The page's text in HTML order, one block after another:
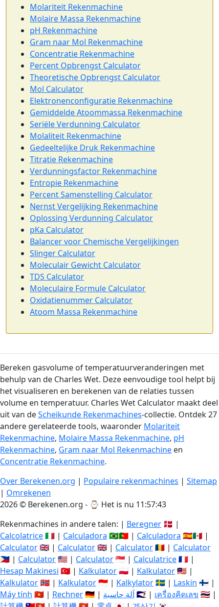
Molariteit Rekenmachine
Molaire Massa Rekenmachine
pH Rekenmachine
Gram naar Mol Rekenmachine
Concentratie Rekenmachine
Percent Opbrengst Calculator
Theoretische Opbrengst Calculator
Mol Calculator
Elektronenconfiguratie Rekenmachine
Gemiddelde Atoommassa Rekenmachine
Seriële Verdunning Calculator
Molaliteit Rekenmachine
Gedeeltelijke Druk Rekenmachine
Titratie Rekenmachine
Verdunningsfactor Rekenmachine
Entropie Rekenmachine
Percent Samenstelling Calculator
Nernst Vergelijking Rekenmachine
Oplossing Verdunning Calculator
pKa Calculator
Balancer voor Chemische Vergelijkingen
Slinger Calculator
Moleculair Gewicht Calculator
TDS Calculator
Moleculaire Formule Calculator
Oxidatienummer Calculator
Atoom Massa Rekenmachine
Bereken gasvolume of temperatuurveranderingen met
behulp van de Charles Wet. Deze eenvoudige tool helpt bij
het visualiseren en berekenen van de relaties tussen
volume en temperatuur. Charles Wet Calculator maakt deel
uit van deScheikunde Rekenmachines-collectie. Ontdek 27
andere gerelateerde tools, waaronder Molariteit
Rekenmachine, Molaire Massa Rekenmachine, pH
Rekenmachine, Gram naar Mol Rekenmachine en
Concentratie Rekenmachine.
Over Berekenen.org | Populaire rekenmachines | Sitemap
| Omrekenen
2026 © Berekenen.org - ⌚ Het is nu 11:57:44
Rekenmachines in andere talen: | Beregner 🇩🇰 |
Calcolatrice🇮🇹 | Calculadora 🇧🇷🇵🇹 | Calculadora 🇪🇸🇲🇽 |
Calculator🇬🇧 | Calculator🇬🇧 | Calculator🇷🇴 | Calculator
🇵🇭 | Calculator🇺🇸 | Calculator🇸🇬 | Calculatrice🇫🇷 |
Hesap Makinesi 🇹🇷 | Kalkulator🇵🇱 | Kalkulator🇲🇾 |
Kalkulator🇳🇴 | Kalkulator🇮🇩 | Kalkylator🇸🇪 | Laskin 🇫🇮 |
Máy tính 🇻🇳 | Rechner🇩🇪 | آلة حاسبة🇸🇦 | เครื่องคิดเลข 🇹🇭 |